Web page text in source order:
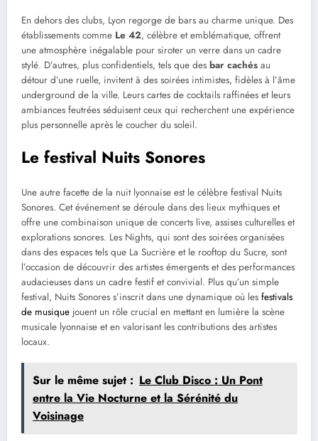
En dehors des clubs, Lyon regorge de bars au charme unique. Des
établissements comme Le 42, célèbre et emblématique, offrent
une atmosphère inégalable pour siroter un verre dans un cadre
stylé. D’autres, plus confidentiels, tels que des bar cachés au
détour d’une ruelle, invitent à des soirées intimistes, fidèles à l’âme
underground de la ville. Leurs cartes de cocktails raffinées et leurs
ambiances feutrées séduisent ceux qui recherchent une expérience
plus personnelle après le coucher du soleil.
Le festival Nuits Sonores
Une autre facette de la nuit lyonnaise est le célèbre festival Nuits
Sonores. Cet événement se déroule dans des lieux mythiques et
offre une combinaison unique de concerts live, assises culturelles et
explorations sonores. Les Nights, qui sont des soirées organisées
dans des espaces tels que La Sucrière et le rooftop du Sucre, sont
l’occasion de découvrir des artistes émergents et des performances
audacieuses dans un cadre festif et convivial. Plus qu’un simple
festival, Nuits Sonores s’inscrit dans une dynamique où les festivals
de musique jouent un rôle crucial en mettant en lumière la scène
musicale lyonnaise et en valorisant les contributions des artistes
locaux.
Sur le même sujet : Le Club Disco : Un Pont
entre la Vie Nocturne et la Sérénité du
Voisinage